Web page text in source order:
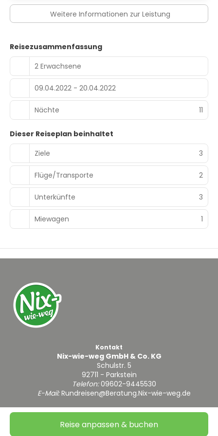
Reise anpassen & buchen
Weitere Informationen zur Leistung
Reisezusammenfassung
2 Erwachsene
09.04.2022 - 20.04.2022
Nächte 11
Dieser Reiseplan beinhaltet
Ziele
3
Flüge/Transporte 2
Unterkünfte 3
Miewagen 1
Kontakt
Nix-wie-weg GmbH & Co. KG
Schulstr. 5
92711 - Parkstein
Telefon:09602-9445530
E-Mail:Rundreisen@Beratung.Nix-wie-weg.de
@ Copyright 2026 Impressum & Datenschutz